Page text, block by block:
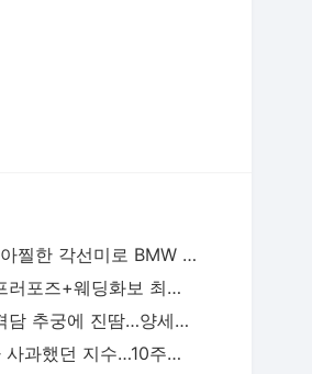
'미스맥심' 이하니, 아찔한 각선미로 BMW 섹시 세차
배다해, ♥이장원 프러포즈+웨딩화보 최초 공개
허경환, 데이트 목격담 추궁에 진땀…양세형 "들은 게 있다" 의미심장 (최우수산)
'팬 홀대 논란' 혼자 사과했던 지수…10주년 행사서 손편지 받고 결국 눈물 [엑's 이슈]